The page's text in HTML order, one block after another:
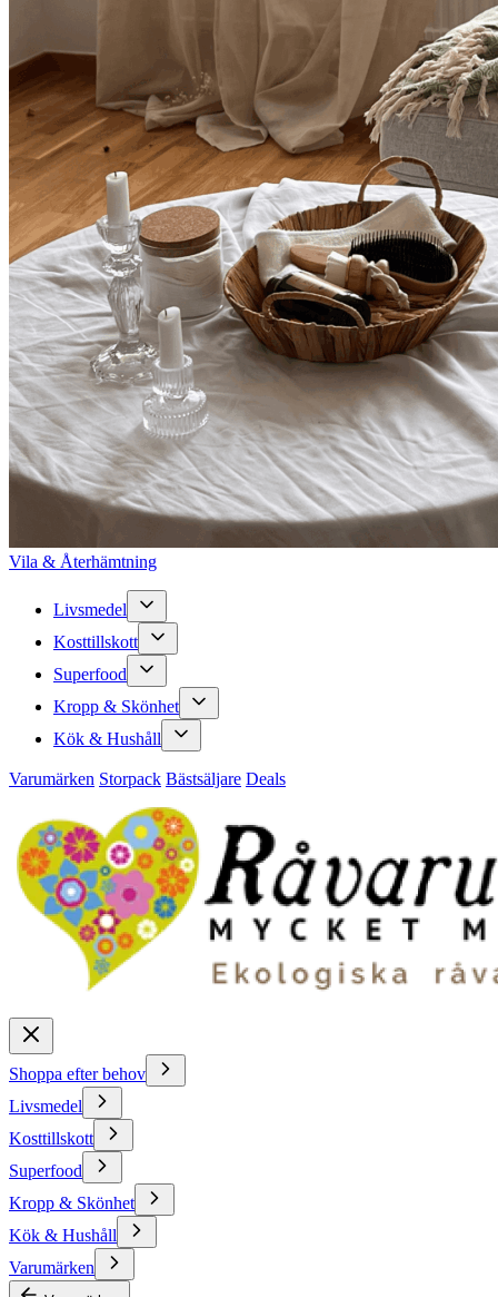
Vila & Återhämtning
Livsmedel
Kosttillskott
Superfood
Kropp & Skönhet
Kök & Hushåll
Varumärken Storpack Bästsäljare Deals
Shoppa efter behov
Livsmedel
Kosttillskott
Superfood
Kropp & Skönhet
Kök & Hushåll
Varumärken